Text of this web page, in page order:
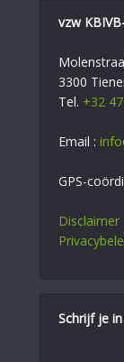
vzw
3300
Tel. +32
Email :
GPS-
Disclaimer
Schrijf je